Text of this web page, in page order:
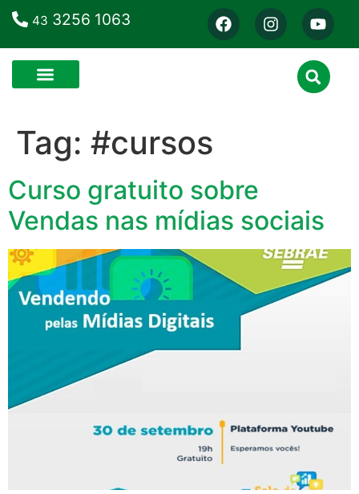
43 3256 1063
Tag: #cursos
Curso gratuito sobre
Vendas nas mídias sociais